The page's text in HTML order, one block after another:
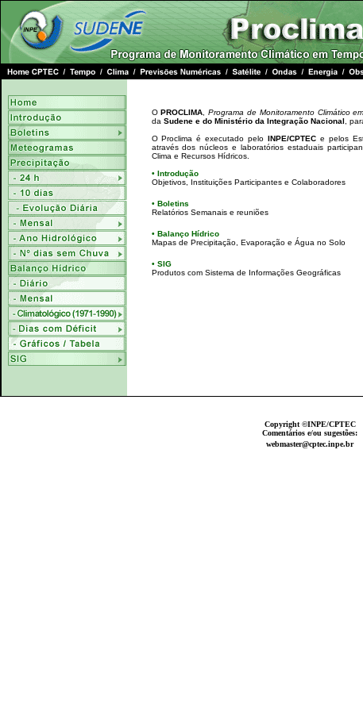
OPROCLIMA ,Programa de Monitoramento Climático
da Sudene e do Ministério da Integração Nacional ,
O Proclima é executado pelo INPE/CPTECe pelos
através dos núcleos e laboratórios estaduais
Clima e Recursos Hídricos.
• Introdução
Objetivos, Instituições Participantes e Colaboradores
• Boletins
Relatórios Semanais e reuniões
• Balanço Hídrico
Mapas de Precipitação, Evaporação e Água no Solo
• SIG
Produtos com Sistema de Informações Geográficas
Copyright ©INPE/CPTEC
Comentários e/ou sugestões:
webmaster@cptec.inpe.br